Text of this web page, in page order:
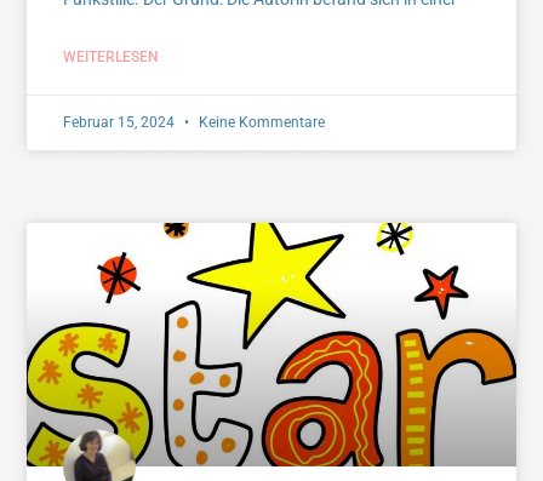
WEITERLESEN
Februar 15, 2024 Keine Kommentare